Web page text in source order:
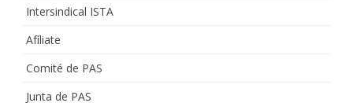
Intersindical ISTA
Afíliate
Comité de PAS
Junta de PAS